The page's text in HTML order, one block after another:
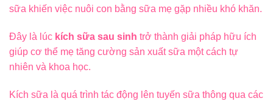
sữa khiến việc nuôi con bằng sữa mẹ gặp nhiều khó khăn.
Đây là lúc kích sữa sau sinh trở thành giải pháp hữu ích
giúp cơ thể mẹ tăng cường sản xuất sữa một cách tự
nhiên và khoa học.
Kích sữa là quá trình tác động lên tuyến sữa thông qua các